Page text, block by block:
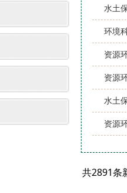
水土
环境
资源
资源
水土
资源
共2891条